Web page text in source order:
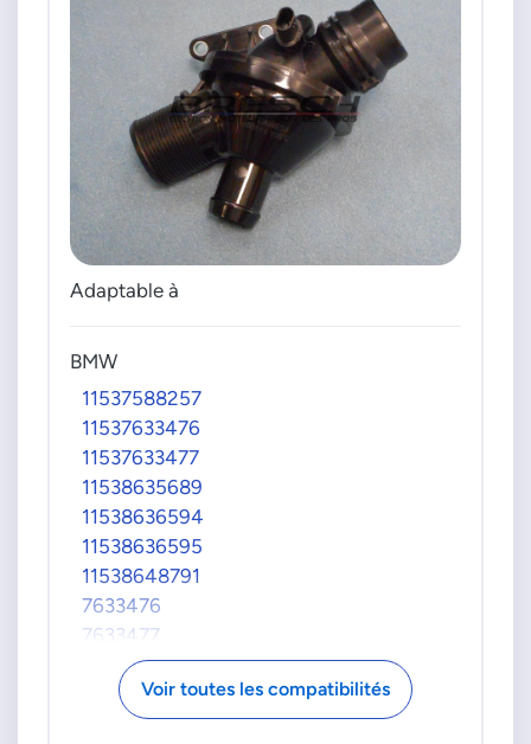
Adaptable à
BMW
11537588257
11537633476
11537633477
11538635689
11538636594
11538636595
11538648791
7633476
7633477
8635689
DENSO
Voir toutes les compatibilités